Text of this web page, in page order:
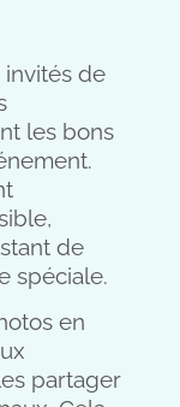
de
les bons
de
spéciale.
en
partager